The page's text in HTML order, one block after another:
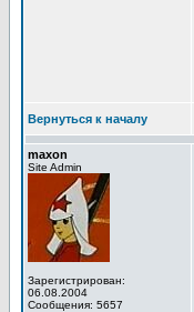
Вернуться к началу
maxon
Site Admin
Зарегистрирован:
06.08.2004
Сообщения: 5657